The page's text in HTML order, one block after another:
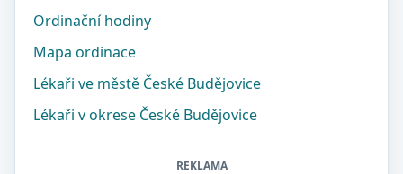
Ordinační hodiny
Mapa ordinace
Lékaři ve městě České Budějovice
Lékaři v okrese České Budějovice
REKLAMA